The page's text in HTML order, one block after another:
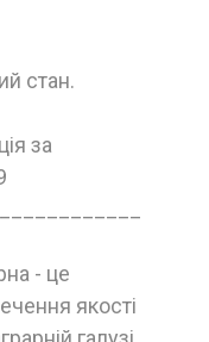
стан.
за
- це
якості